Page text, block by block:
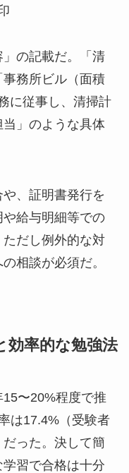
の記載だ。「清
務所ビル（面積
に従事し、清掃計
」のような具体
、証明書発行を
給与明細等での
だし例外的な対
相談が必須だ。
効率的な勉強法
〜20%程度で推
は17.4%（受験者
った。決して簡
習で合格は十分